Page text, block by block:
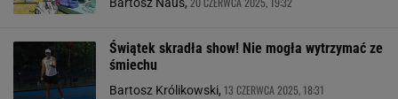
Świątek skradła show! Nie mogła wytrzymać ze
śmiechu
Bartosz Królikowski, 13 CZERWCA 2025, 18:31